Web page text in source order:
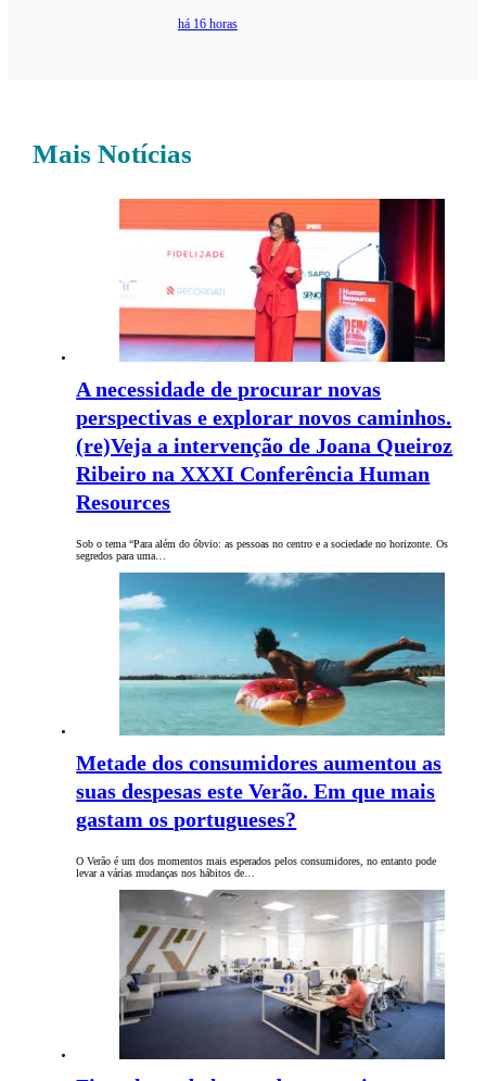
há 16 horas
Mais Notícias
A necessidade de procurar novas
perspectivas e explorar novos caminhos.
(re)Veja a intervenção de Joana Queiroz
Ribeiro na XXXI Conferência Human
Resources
Sob o tema “Para além do óbvio: as pessoas no centro e a sociedade no horizonte. Os
segredos para uma…
Metade dos consumidores aumentou as
suas despesas este Verão. Em que mais
gastam os portugueses?
O Verão é um dos momentos mais esperados pelos consumidores, no entanto pode
levar a várias mudanças nos hábitos de…